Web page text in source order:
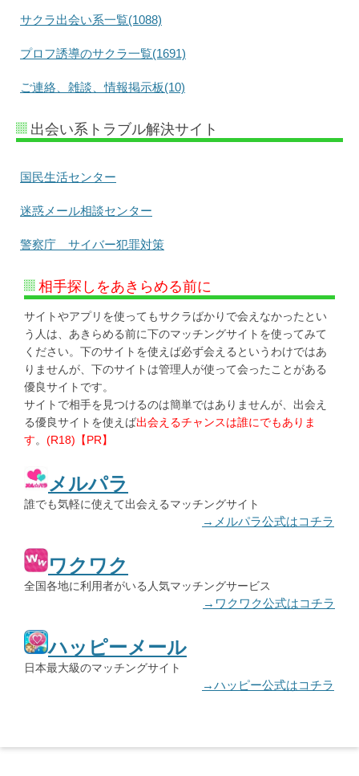
サクラ出会い系一覧(1088)
プロフ誘導のサクラ一覧(1691)
ご連絡、雑談、情報掲示板(10)
出会い系トラブル解決サイト
国民生活センター
迷惑メール相談センター
警察庁 サイバー犯罪対策
相手探しをあきらめる前に
サイトやアプリを使ってもサクラばかりで会えなかったとい
う人は、あきらめる前に下のマッチングサイトを使ってみて
ください。下のサイトを使えば必ず会えるというわけではあ
りませんが、下のサイトは管理人が使って会ったことがある
優良サイトです。
サイトで相手を見つけるのは簡単ではありませんが、出会え
る優良サイトを使えば出会えるチャンスは誰にでもありま
す。 (R18)【PR】
メルパラ
誰でも気軽に使えて出会えるマッチングサイト
→メルパラ公式はコチラ
ワクワク
全国各地に利用者がいる人気マッチングサービス
→ワクワク公式はコチラ
ハッピーメール
日本最大級のマッチングサイト
→ハッピー公式はコチラ